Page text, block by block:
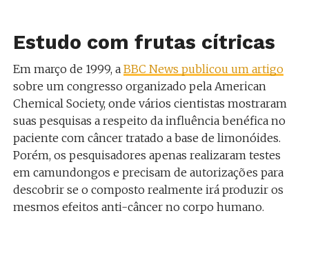
Estudo com frutas cítricas
Em março de 1999, a BBC News publicou um artigo
sobre um congresso organizado pela American
Chemical Society, onde vários cientistas mostraram
suas pesquisas a respeito da influência benéfica no
paciente com câncer tratado a base de limonóides.
Porém, os pesquisadores apenas realizaram testes
em camundongos e precisam de autorizações para
descobrir se o composto realmente irá produzir os
mesmos efeitos anti-câncer no corpo humano.